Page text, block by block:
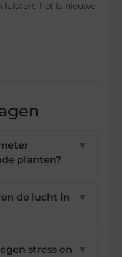
luistert, het is nieuwe
planten?
▼
de lucht in
▼
stress en
▼